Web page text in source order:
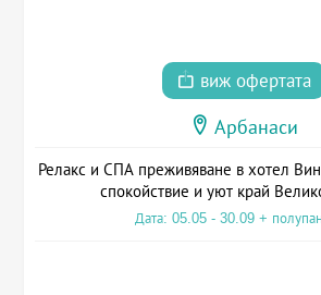
виж офертата
Арбанаси
Релакс и СПА преживяване в хотел
спокойствие и уют край
Дата: 05.05 - 30.09 +